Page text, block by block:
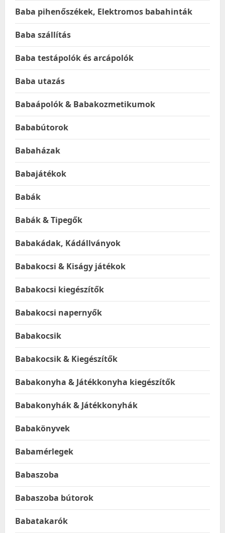
Baba pihenőszékek, Elektromos babahinták
Baba szállítás
Baba testápolók és arcápolók
Baba utazás
Babaápolók & Babakozmetikumok
Bababútorok
Babaházak
Babajátékok
Babák
Babák & Tipegők
Babakádak, Kádállványok
Babakocsi & Kiságy játékok
Babakocsi kiegészítők
Babakocsi napernyők
Babakocsik
Babakocsik & Kiegészítők
Babakonyha & Játékkonyha kiegészítők
Babakonyhák & Játékkonyhák
Babakönyvek
Babamérlegek
Babaszoba
Babaszoba bútorok
Babatakarók